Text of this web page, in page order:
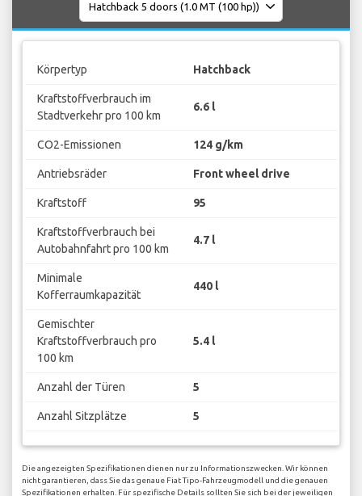
Körpertyp Hatchback
Kraftstoffverbrauch im
Stadtverkehr pro 100 km
6.6 l
CO2-Emissionen 124 g/km
Antriebsräder Front wheel drive
Kraftstoff 95
Kraftstoffverbrauch bei
Autobahnfahrt pro 100 km
4.7 l
Minimale
Kofferraumkapazität
440 l
Gemischter
Kraftstoffverbrauch pro
100 km
5.4 l
Anzahl der Türen 5
Anzahl Sitzplätze 5
Die angezeigten Spezifikationen dienen nur zu Informationszwecken. Wir können
nicht garantieren, dass Sie das genaue Fiat Tipo-Fahrzeugmodell und die genauen
Spezifikationen erhalten. Für spezifische Details sollten Sie sich bei der jeweiligen